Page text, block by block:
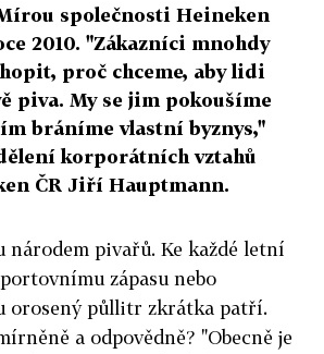
společnosti Heineken
2010. "Zákazníci mnohdy
proč chceme, aby lidi
piva. My se jim pokoušíme
bráníme vlastní byznys,"
korporátních vztahů
ČR Jiří Hauptmann.
národem pivařů. Ke každé letní
zápasu nebo
orosený půllitr zkrátka patří.
a odpovědně? "Obecně je